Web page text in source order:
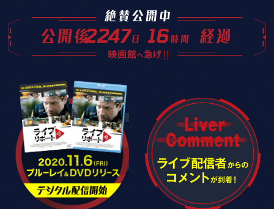
2247 16